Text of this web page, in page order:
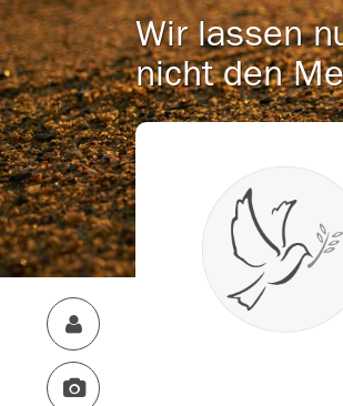
Wir lassen
nicht den